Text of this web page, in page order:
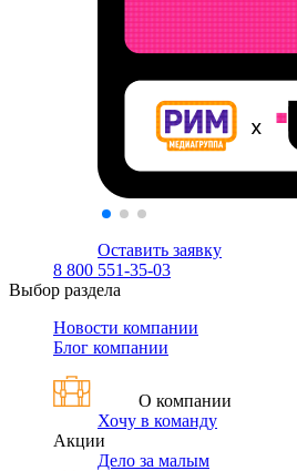
Оставить заявку
8 800 551-35-03
Выбор раздела
Новости компании
Блог компании
О компании
Хочу в команду
Акции
Дело за малым